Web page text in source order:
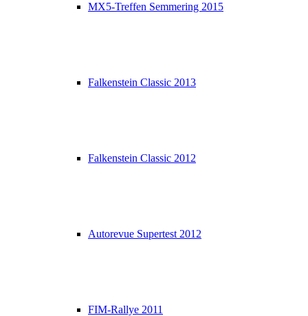
MX5-Treffen Semmering 2015
Falkenstein Classic 2013
Falkenstein Classic 2012
Autorevue Supertest 2012
FIM-Rallye 2011